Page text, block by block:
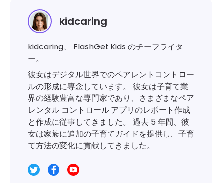
kidcaring
kidcaring、 FlashGet Kids のチーフライタ
ー。
彼女はデジタル世界でのペアレントコントロー
ルの形成に専念しています。 彼女は子育て業
界の経験豊富な専門家であり、さまざまなペア
レンタル コントロール アプリのレポート作成
と作成に従事してきました。 過去 5 年間、彼
女は家族に追加の子育てガイドを提供し、子育
て方法の変化に貢献してきました。